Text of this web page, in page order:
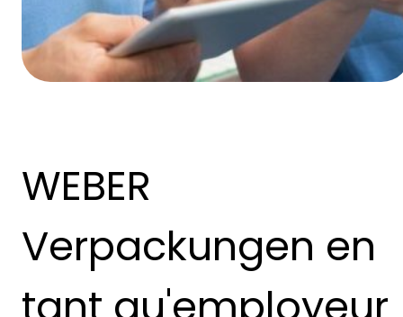
WEBER
Verpackungen en